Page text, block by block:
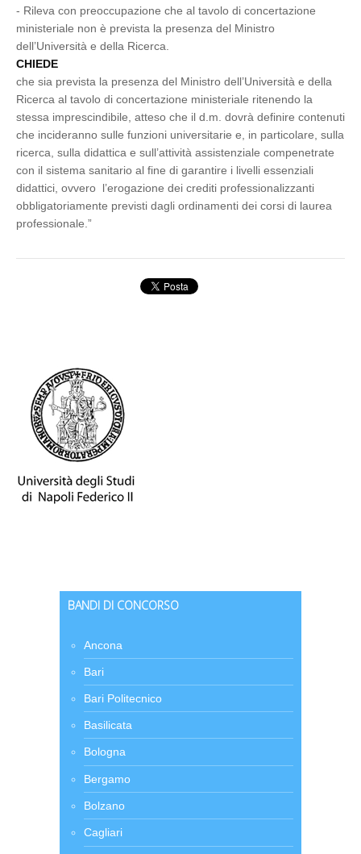
- Rileva con preoccupazione che al tavolo di concertazione
ministeriale non è prevista la presenza del Ministro
dell’Università e della Ricerca.
CHIEDE
che sia prevista la presenza del Ministro dell’Università e della
Ricerca al tavolo di concertazione ministeriale ritenendo la
stessa imprescindibile, atteso che il d.m. dovrà definire contenuti
che incideranno sulle funzioni universitarie e, in particolare, sulla
ricerca, sulla didattica e sull’attività assistenziale compenetrate
con il sistema sanitario al fine di garantire i livelli essenziali
didattici, ovvero l’erogazione dei crediti professionalizzanti
obbligatoriamente previsti dagli ordinamenti dei corsi di laurea
professionale.”
BANDI DI CONCORSO
Ancona
Bari
Bari Politecnico
Basilicata
Bologna
Bergamo
Bolzano
Cagliari